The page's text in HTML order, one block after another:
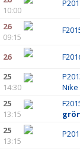
10:00
26
09:15
26
25
14:30
Nike
25
13:15
25
13:15